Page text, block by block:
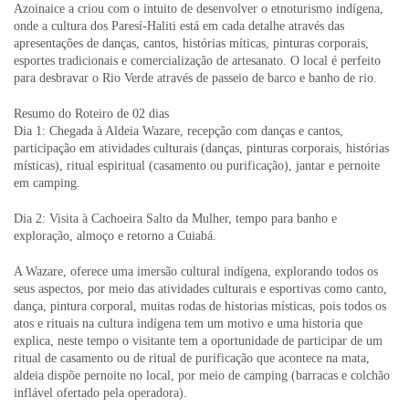
Azoinaice a criou com o intuito de desenvolver o etnoturismo indígena,
onde a cultura dos Paresí-Haliti está em cada detalhe através das
apresentações de danças, cantos, histórias míticas, pinturas corporais,
esportes tradicionais e comercialização de artesanato. O local é perfeito
para desbravar o Rio Verde através de passeio de barco e banho de rio.
Resumo do Roteiro de 02 dias
Dia 1: Chegada à Aldeia Wazare, recepção com danças e cantos,
participação em atividades culturais (danças, pinturas corporais, histórias
místicas), ritual espiritual (casamento ou purificação), jantar e pernoite
em camping.
Dia 2: Visita à Cachoeira Salto da Mulher, tempo para banho e
exploração, almoço e retorno a Cuiabá.
A Wazare, oferece uma imersão cultural indígena, explorando todos os
seus aspectos, por meio das atividades culturais e esportivas como canto,
dança, pintura corporal, muitas rodas de historias místicas, pois todos os
atos e rituais na cultura indígena tem um motivo e uma historia que
explica, neste tempo o visitante tem a oportunidade de participar de um
ritual de casamento ou de ritual de purificação que acontece na mata,
aldeia dispõe pernoite no local, por meio de camping (barracas e colchão
inflável ofertado pela operadora).